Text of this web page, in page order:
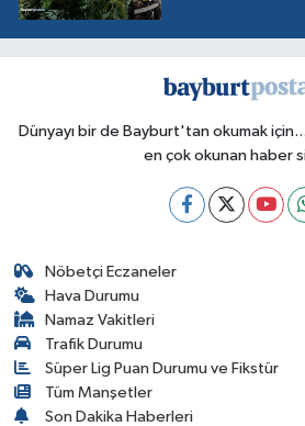
Dünyayı bir de Bayburt'tan okumak
en çok okunan haber
Nöbetçi Eczaneler
Hava Durumu
Namaz Vakitleri
Trafik Durumu
Süper Lig Puan Durumu ve Fikstür
Tüm Manşetler
Son Dakika Haberleri